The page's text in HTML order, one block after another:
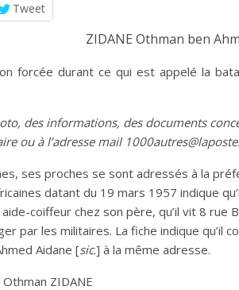
Tweet
ZIDANE Othman ben
forcée durant ce qui est appelé la
des informations, des documents
ou à l’adresse mail
ses proches se sont adressés à la
datant du 19 mars 1957 indique
coiffeur chez son père, qu’il vit 8 rue
par les militaires. La fiche indique qu’il
Aidane [sic.] à la même adresse.
ZIDANE